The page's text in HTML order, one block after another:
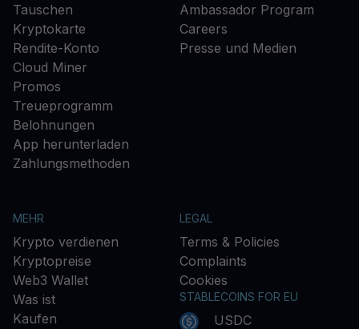
Tauschen
Kryptokarte
Rendite-Konto
Cloud Miner
Promos
Treueprogramm
Belohnungen
App herunterladen
Zahlungsmethoden
Ambassador Program
Careers
Presse und Medien
MEHR
Krypto verdienen
Kryptopreise
Web3 Wallet
Was ist
Kaufen
LEGAL
Terms & Policies
Complaints
Cookies
STABLECOINS FOR EU
USDC